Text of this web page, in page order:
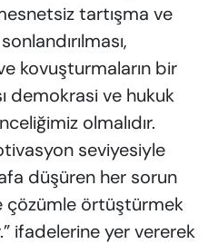
tartışma ve
kovuşturmaların bir
demokrasi ve hukuk
olmalıdır.
seviyesiyle
düşüren her sorun
çözümle örtüştürmek
ifadelerine yer vererek